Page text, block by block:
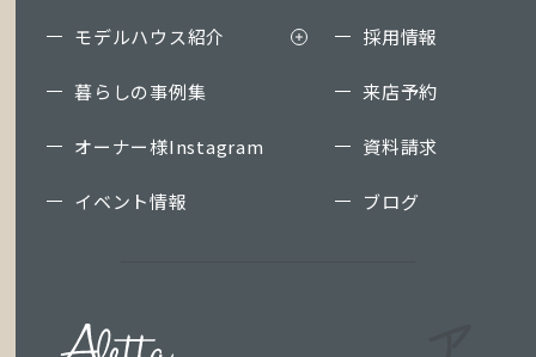
モデルハウス紹介
暮らしの事例集
オーナー様Instagram
イベント情報
採用情報
来店予約
資料請求
ブログ